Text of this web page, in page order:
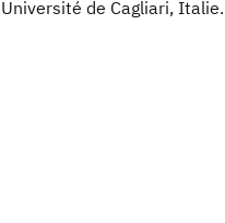
de Cagliari, Italie.